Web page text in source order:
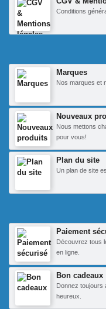
Conditions
Marques
Nos marques et
Nouveaux
Nous mettons
pour vous!
Plan du site
Un plan de site
Paiement
Découvrez tous
en ligne.
Bon cadeaux
Donnez
heureux.